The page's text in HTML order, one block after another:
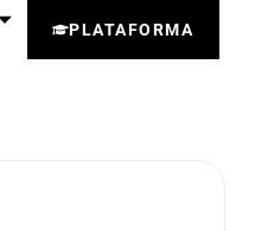
PLATAFORMA